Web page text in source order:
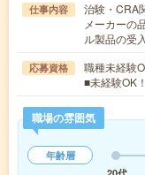
仕事内容
治験・CRA
メーカーの
ル製品の受
応募資格
職種未経験
■未経験OK！
職場の雰囲気
年齢層